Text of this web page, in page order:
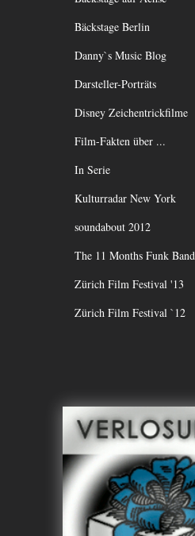
Bäckstage Berlin
Danny`s Music Blog
Darsteller-Porträts
Disney Zeichentrickfilme
Film-Fakten über ...
In Serie
Kulturradar New York
soundabout 2012
The 11 Months Funk Band
Zürich Film Festival '13
Zürich Film Festival `12